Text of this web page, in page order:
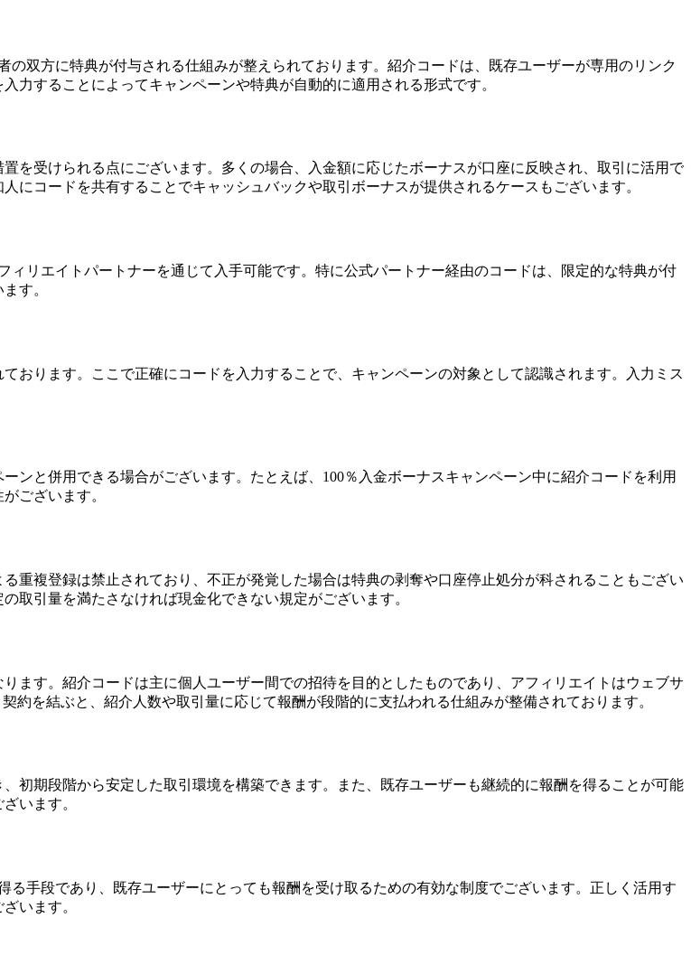
の双方に特典が付与される仕組みが整えられております。紹介コードは、既存ユーザーが専用のリンク
力することによってキャンペーンや特典が自動的に適用される形式です。
を受けられる点にございます。多くの場合、入金額に応じたボーナスが口座に反映され、取引に活用で
にコードを共有することでキャッシュバックや取引ボーナスが提供されるケースもございます。
ィリエイトパートナーを通じて入手可能です。特に公式パートナー経由のコードは、限定的な特典が付
す。
おります。ここで正確にコードを入力することで、キャンペーンの対象として認識されます。入力ミス
ンと併用できる場合がございます。たとえば、100％入金ボーナスキャンペーン中に紹介コードを利用
ございます。
重複登録は禁止されており、不正が発覚した場合は特典の剥奪や口座停止処分が科されることもござい
取引量を満たさなければ現金化できない規定がございます。
ます。紹介コードは主に個人ユーザー間での招待を目的としたものであり、アフィリエイトはウェブサ
約を結ぶと、紹介人数や取引量に応じて報酬が段階的に支払われる仕組みが整備されております。
初期段階から安定した取引環境を構築できます。また、既存ユーザーも継続的に報酬を得ることが可能
います。
る手段であり、既存ユーザーにとっても報酬を受け取るための有効な制度でございます。正しく活用す
います。